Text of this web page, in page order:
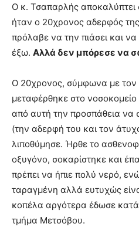
Ο κ. Τσαπαρλής αποκαλύπτει
ήταν ο 20χρονος αδερφός
πρόλαβε να την πιάσει και
έξω. Αλλά δεν μπόρεσε να
Ο 20χρονος, σύμφωνα με
μεταφέρθηκε στο νοσοκομείο
από αυτή την προσπάθεια να
(την αδερφή του και τον
λιποθύμησε. Ήρθε το
οξυγόνο, σοκαρίστηκε και
πρέπει να ήπιε πολύ νερό,
ταραγμένη αλλά ευτυχώς
κοπέλα αργότερα έδωσε
τμήμα Μετσόβου.